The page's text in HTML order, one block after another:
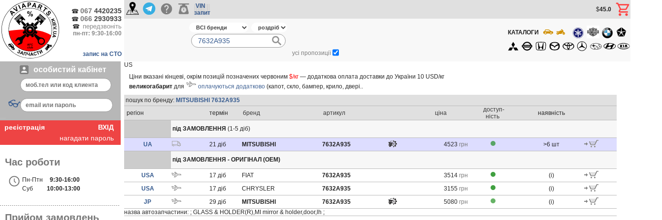
☎ 067 4420235
☎ 066 2930933
☎ передзвоніть
пн-пт: 9:30-16:00
запис на СТО
особистий кабінет
👓
реєістрація
ВХІД
нагадати пароль
Час роботи
Пн-Птн
9:30-16:00
Суб
10:00-13:00
Прийом замовлень
VIN
запит
$45.0
усі пропозиції
КАТАЛОГИ
US
Ціни вказані кінцеві, окрім позицій позначених червоним $/кг — додаткова оплата доставки до України 10 USD/кг
великогабарит для оплачуються додатково (капот, скло, бампер, крило, двері..
пошук по бренду: MITSUBISHI 7632A935
регіон
термін бренд артикул ціна
доступ-
ність
наявність
під ЗАМОВЛЕННЯ (1-5 діб)
UA 21 діб MITSUBISHI 7632A935 4523 грн >6 шт
під ЗАМОВЛЕННЯ - ОРИГІНАЛ (OEM)
USA 17 діб FIAT 7632A935 3514 грн
(i)
USA
17 діб CHRYSLER 7632A935 3155 грн
(i)
JP
29 діб MITSUBISHI 7632A935 5080 грн
(i)
назва автозапчастини: ; GLASS & HOLDER(R),MI mirror & holder,door,lh ;